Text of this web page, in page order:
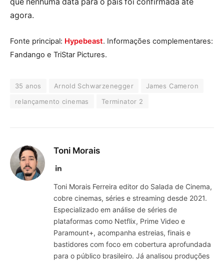
agora.
Fonte principal: Hypebeast. Informações complementares:
Fandango e TriStar Pictures.
35 anos Arnold Schwarzenegger
James Cameron
relançamento cinemas
Terminator 2
Toni Morais
LinkedIn
Toni Morais Ferreira editor do Salada de Cinema,
cobre cinemas, séries e streaming desde 2021.
Especializado em análise de séries de
plataformas como Netflix, Prime Video e
Paramount+, acompanha estreias, finais e
bastidores com foco em cobertura aprofundada
para o público brasileiro. Já analisou produções